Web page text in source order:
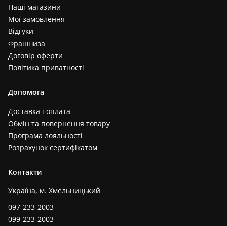
Наші магазини
Мої замовлення
Відгуки
Франшиза
Договір оферти
Політика приватності
Допомога
Доставка і оплата
Обмін та повернення товару
Програма лояльності
Розрахунок сертифікатом
Контакти
Україна, м. Хмельницький
097-233-2003
099-233-2003